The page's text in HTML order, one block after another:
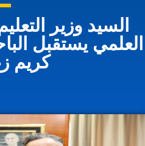
السيد وزير
يستقبل
كريم